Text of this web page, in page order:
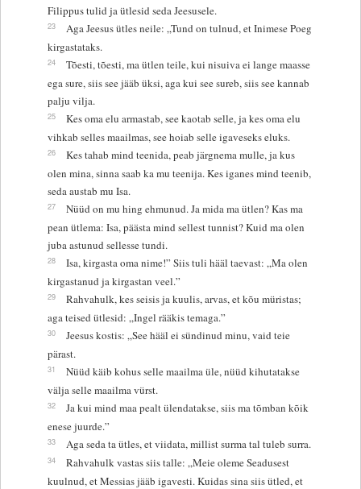
Filippus tulid ja ütlesid seda Jeesusele.
23
Aga Jeesus ütles neile: „Tund on tulnud, et Inimese Poeg
kirgastataks.
24
Tõesti, tõesti, ma ütlen teile, kui nisuiva ei lange maasse
ega sure, siis see jääb üksi, aga kui see sureb, siis see kannab
palju vilja.
25
Kes oma elu armastab, see kaotab selle, ja kes oma elu
vihkab selles maailmas, see hoiab selle igaveseks eluks.
26
Kes tahab mind teenida, peab järgnema mulle, ja kus
olen mina, sinna saab ka mu teenija. Kes iganes mind teenib,
seda austab mu Isa.
27
Nüüd on mu hing ehmunud. Ja mida ma ütlen? Kas ma
pean ütlema: Isa, päästa mind sellest tunnist? Kuid ma olen
juba astunud sellesse tundi.
28
Isa, kirgasta oma nime!” Siis tuli hääl taevast: „Ma olen
kirgastanud ja kirgastan veel.”
29
Rahvahulk, kes seisis ja kuulis, arvas, et kõu müristas;
aga teised ütlesid: „Ingel rääkis temaga.”
30
Jeesus kostis: „See hääl ei sündinud minu, vaid teie
pärast.
31
Nüüd käib kohus selle maailma üle, nüüd kihutatakse
välja selle maailma vürst.
32
Ja kui mind maa pealt ülendatakse, siis ma tõmban kõik
enese juurde.”
33 Aga seda ta ütles, et viidata, millist surma tal tuleb surra.
34
Rahvahulk vastas siis talle: „Meie oleme Seadusest
kuulnud, et Messias jääb igavesti. Kuidas sina siis ütled, et